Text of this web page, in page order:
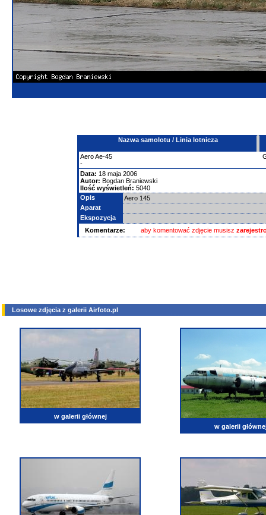
Nazwa samolotu / Linia lotnicza
AeroAe-45
-
Data: 18 maja 2006
Autor: Bogdan Braniewski
Ilość wyświetleń: 5040
Opis
Aero 145
Aparat
Ekspozycja
Komentarze:
aby komentować zdjęcie musisz
Losowe zdjęcia z galerii Airfoto.pl
w galerii głównej
w galerii